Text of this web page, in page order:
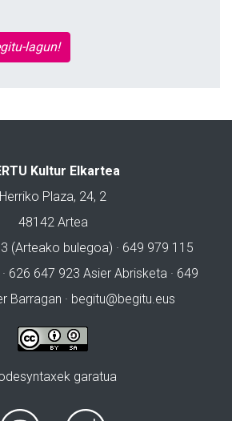
lagun!
Kultur Elkartea
Herriko Plaza, 24, 2
48142 Artea
(Arteako bulegoa) · 649 979 115
626 647 923 Asier Abrisketa · 649
Barragan · begitu@begitu.eus
garatua